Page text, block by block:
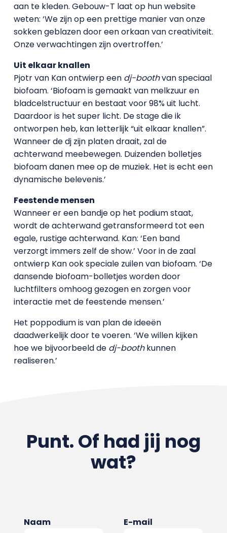
aan te kleden. Gebouw-T laat op hun website
weten: ‘We zijn op een prettige manier van onze
sokken geblazen door een orkaan van creativiteit.
Onze verwachtingen zijn overtroffen.’
Uit elkaar knallen
Pjotr van Kan ontwierp een dj-boothvan speciaal
biofoam. ‘Biofoam is gemaakt van melkzuur en
bladcelstructuur en bestaat voor 98% uit lucht.
Daardoor is het super licht. De stage die ik
ontworpen heb, kan letterlijk “uit elkaar knallen”.
Wanneer de dj zijn platen draait, zal de
achterwand meebewegen. Duizenden bolletjes
biofoam danen mee op de muziek. Het is echt een
dynamische belevenis.’
Feestende mensen
Wanneer er een bandje op het podium staat,
wordt de achterwand getransformeerd tot een
egale, rustige achterwand. Kan: ‘Een band
verzorgt immers zelf de show.’ Voor in de zaal
ontwierp Kan ook speciale zuilen van biofoam. ‘De
dansende biofoam-bolletjes worden door
luchtfilters omhoog gezogen en zorgen voor
interactie met de feestende mensen.’
Het poppodium is van plan de ideeën
daadwerkelijk door te voeren. ‘We willen kijken
hoe we bijvoorbeeld de dj-boothkunnen
realiseren.’
Punt. Of had jij nog
wat?
Naam E-mail